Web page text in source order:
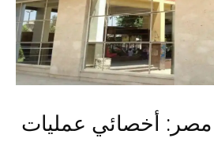
مصر: أخصائي عمليات